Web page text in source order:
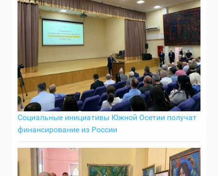
Социальные инициативы Южной Осетии получат
финансирование из России